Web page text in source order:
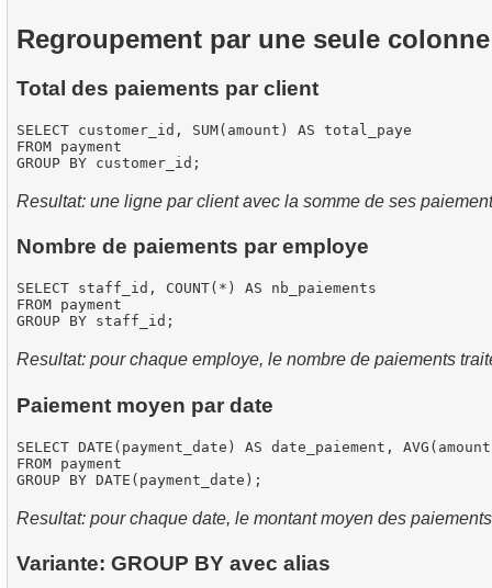
Regroupement par une seule colonne
Total des paiements par client
SELECT customer_id, SUM(amount) AS total_paye
FROM payment
Resultat: une ligne par client avec la somme de ses
Nombre de paiements par employe
SELECT staff_id, COUNT(*) AS nb_paiements
FROM payment
Resultat: pour chaque employe, le nombre de paiements
Paiement moyen par date
SELECT DATE(payment_date) AS date_paiement,
FROM payment
Resultat: pour chaque date, le montant moyen des
Variante: GROUP BY avec alias